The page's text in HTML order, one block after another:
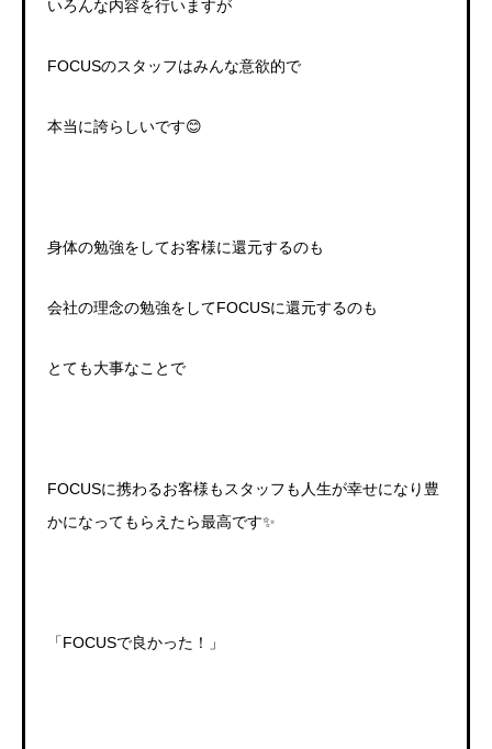
いろんな内容を行いますが
FOCUSのスタッフはみんな意欲的で
本当に誇らしいです😊
身体の勉強をしてお客様に還元するのも
会社の理念の勉強をしてFOCUSに還元するのも
とても大事なことで
FOCUSに携わるお客様もスタッフも人生が幸せになり豊
かになってもらえたら最高です✨
「FOCUSで良かった！」